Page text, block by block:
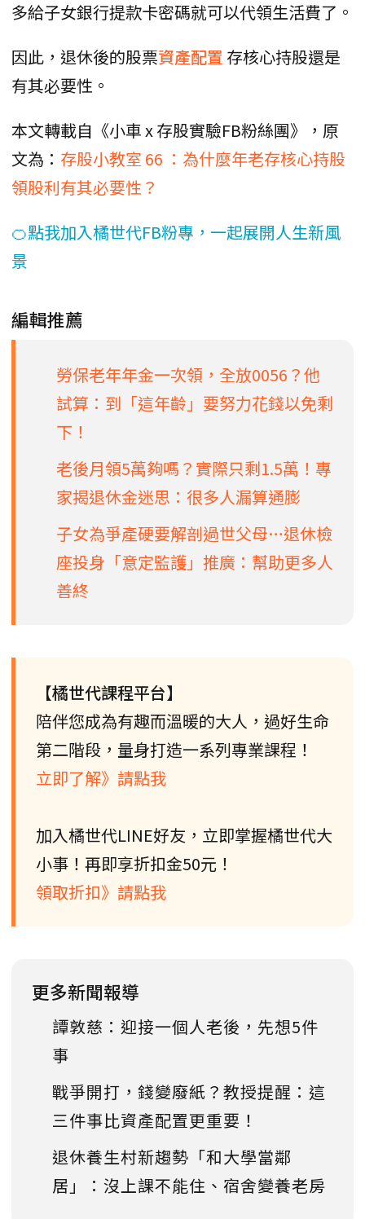
多給子女銀行提款卡密碼就可以代領生活費了。
因此，退休後的股票資產配置 存核心持股還是
有其必要性。
本文轉載自《小車 x 存股實驗FB粉絲團》，原
文為： 存股小教室 66 ：為什麼年老存核心持股
領股利有其必要性？
🍊點我加入橘世代FB粉專，一起展開人生新風
景
編輯推薦
勞保老年年金一次領，全放0056？他
試算：到「這年齡」要努力花錢以免剩
下！
老後月領5萬夠嗎？實際只剩1.5萬！專
家揭退休金迷思：很多人漏算通膨
子女為爭產硬要解剖過世父母…退休檢
座投身「意定監護」推廣：幫助更多人
善終
【橘世代課程平台】
陪伴您成為有趣而溫暖的大人，過好生命
第二階段，量身打造一系列專業課程！
立即了解》請點我
加入橘世代LINE好友，立即掌握橘世代大
小事！再即享折扣金50元！
領取折扣》請點我
更多新聞報導
譚敦慈：迎接一個人老後，先想5件
事
戰爭開打，錢變廢紙？教授提醒：這
三件事比資產配置更重要！
退休養生村新趨勢「和大學當鄰
居」：沒上課不能住、宿舍變養老房